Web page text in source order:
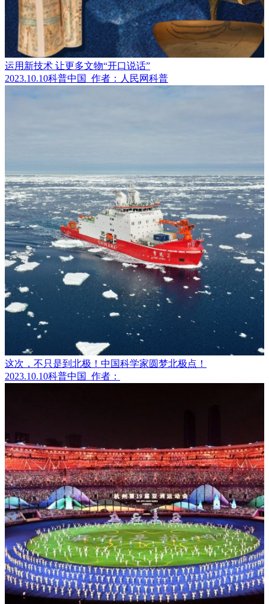
运用新技术 让更多文物“开口说话”
2023.10.10科普中国 作者：人民网科普
这次，不只是到北极！中国科学家圆梦北极点！
2023.10.10科普中国 作者：